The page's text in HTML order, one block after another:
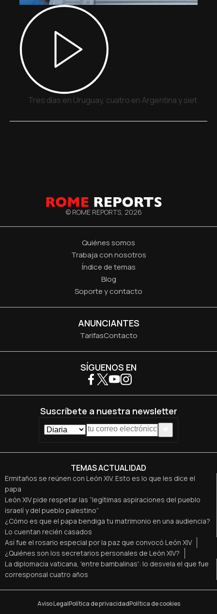
Tres días en Uruguay, cuatro en Argentina y siete
© ROME REPORTS, 2026
Quiénes somos
Trabaja con nosotros
Índice de temas
Blog
Soporte y contacto
ANUNCIANTES
TarifasContacto
TEMAS ACTUALIDAD
Ermitaños se reúnen con León XIV. Esto es lo que les dice el
papa
León XIV pide respetar las “legítimas aspiraciones del pueblo
israelí y del pueblo palestino”
¿Cómo es que el papa bendiga tu matrimonio en una audiencia?
Lo cuentan recién casados
Así fue el rosario especial por la paz que convocó León XIV
¿Quiénes son los secretarios personales de León XIV?
La diplomacia vaticana, 'entre bambalinas': lo desvela el que fue
corresponsal cuatro años
SÍGUENOS EN
Suscríbete a nuestra newsletter
Aviso LegalPolítica de privacidadPolítica de cookies